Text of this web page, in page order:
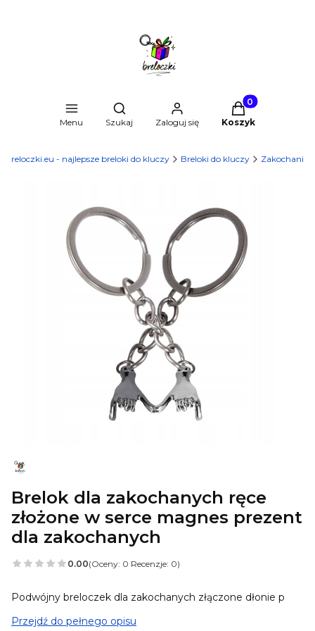
Menu
Otwórz wyszukiwarkę
Szukaj Zaloguj się
Produkty w
Koszyk
Breloczki.eu - najlepsze breloki do kluczy Breloki do kluczy Zakochani
Brelok dla zakochanych ręce
złożone w serce magnes prezent
dla zakochanych
0.00(Oceny: 0 Recenzje: 0)
Podwójny breloczek dla zakochanych złączone dłonie p
Przejdź do pełnego opisu